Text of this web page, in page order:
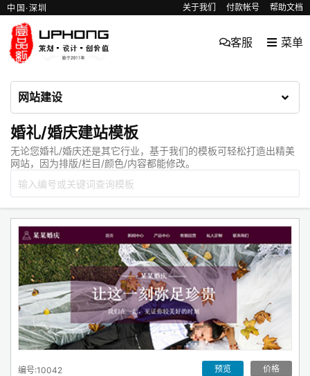
中国·深圳 关于我们 付款帐号 帮助文档
客服 菜单
网站建设
婚礼/婚庆建站模板
无论您婚礼/婚庆还是其它行业，基于我们的模板可轻松打造出精美
网站，因为排版/栏目/颜色/内容都能修改。
编号:10042 价格
预览